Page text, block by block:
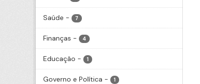
Saúde - 7
Finanças - 4
Educação - 1
Governo e Política - 1